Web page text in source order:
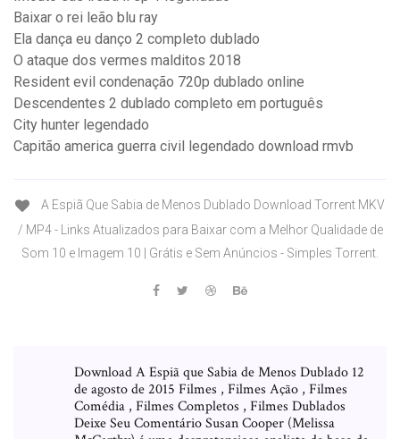
Baixar o rei leão blu ray
Ela dança eu danço 2 completo dublado
O ataque dos vermes malditos 2018
Resident evil condenação 720p dublado online
Descendentes 2 dublado completo em português
City hunter legendado
Capitão america guerra civil legendado download rmvb
A Espiã Que Sabia de Menos Dublado Download Torrent MKV
/ MP4 - Links Atualizados para Baixar com a Melhor Qualidade de
Som 10 e Imagem 10 | Grátis e Sem Anúncios - Simples Torrent.
Download A Espiã que Sabia de Menos Dublado 12
de agosto de 2015 Filmes , Filmes Ação , Filmes
Comédia , Filmes Completos , Filmes Dublados
Deixe Seu Comentário Susan Cooper (Melissa